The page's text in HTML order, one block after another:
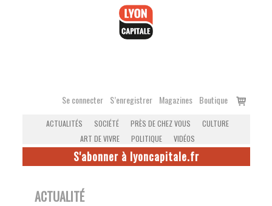
Se connecter S’enregistrer Magazines Boutique
Voir
ACTUALITÉS SOCIÉTÉ PRÈS DE CHEZ VOUS
CULTURE
ART DE VIVRE
POLITIQUE VIDÉOS
S'abonner à lyoncapitale.fr
ACTUALITÉ